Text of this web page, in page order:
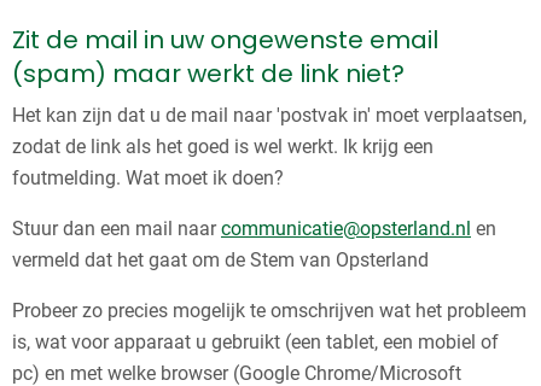
Zit de mail in uw ongewenste email
(spam) maar werkt de link niet?
Het kan zijn dat u de mail naar 'postvak in' moet verplaatsen,
zodat de link als het goed is wel werkt. Ik krijg een
foutmelding. Wat moet ik doen?
Stuur dan een mail naarcommunicatie@opsterland.nl en
vermeld dat het gaat om de Stem van Opsterland
Probeer zo precies mogelijk te omschrijven wat het probleem
is, wat voor apparaat u gebruikt (een tablet, een mobiel of
pc) en met welke browser (Google Chrome/Microsoft